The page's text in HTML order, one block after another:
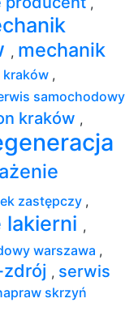
, mechanik
kraków ,
samochodowy
kraków ,
zastępczy ,
lakierni ,
warszawa ,
, serwis
skrzyń